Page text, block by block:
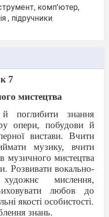
комп'ютер,
, підручники.
7
мистецтва
й поглибити знання
опери, побудови й
вистави. Вчити
музику, вчити
музичного мистецтва
Розвивати вокально-
мислення,
любов до
якості особистості.
знань.